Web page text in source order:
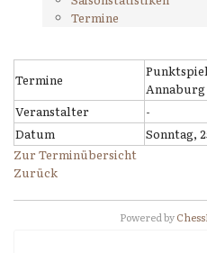
Termine
Termine
Annaburg
Veranstalter
-
Datum
Sonntag,
Zur Terminübersicht
Zurück
Powered by